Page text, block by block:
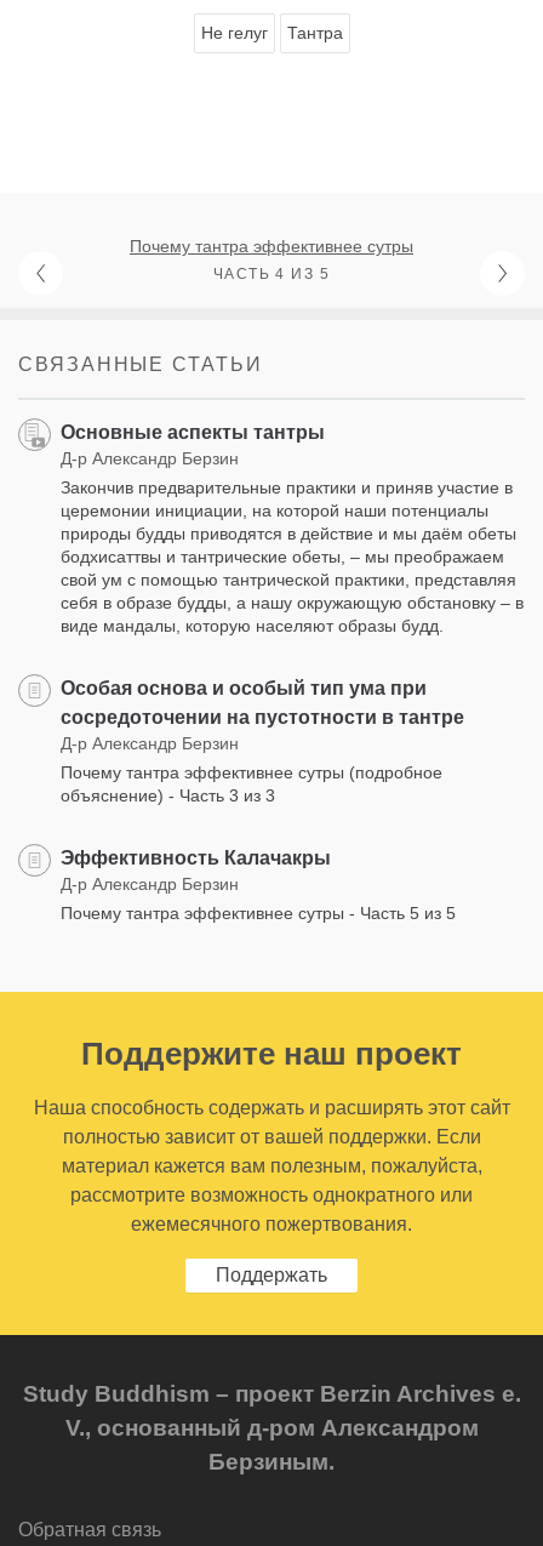
Не гелуг Тантра
Почему тантра эффективнее сутры
ЧАСТЬ 4 ИЗ 5
СВЯЗАННЫЕ СТАТЬИ
Основные аспекты тантры
Д-р Александр Берзин
Закончив предварительные практики и приняв участие в
церемонии инициации, на которой наши потенциалы
природы будды приводятся в действие и мы даём обеты
бодхисаттвы и тантрические обеты, – мы преображаем
свой ум с помощью тантрической практики, представляя
себя в образе будды, а нашу окружающую обстановку – в
виде мандалы, которую населяют образы будд.
Особая основа и особый тип ума при
сосредоточении на пустотности в тантре
Д-р Александр Берзин
Почему тантра эффективнее сутры (подробное
объяснение) - Часть 3 из 3
Эффективность Калачакры
Д-р Александр Берзин
Почему тантра эффективнее сутры - Часть 5 из 5
Поддержите наш проект
Наша способность содержать и расширять этот сайт
полностью зависит от вашей поддержки. Если
материал кажется вам полезным, пожалуйста,
рассмотрите возможность однократного или
ежемесячного пожертвования.
Поддержать
Study Buddhism – проект Berzin Archives e.
V., основанный д-ром Александром
Берзиным.
Обратная связь